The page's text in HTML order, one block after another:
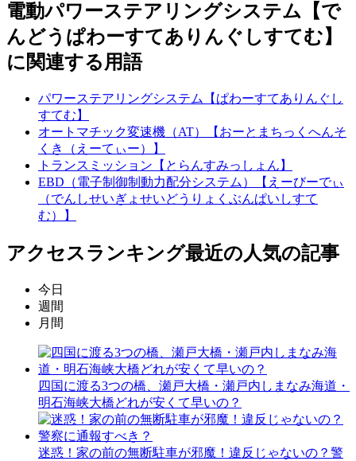
電動パワーステアリングシステム【で
んどうぱわーすてありんぐしすてむ】
に関連する用語
パワーステアリングシステム【ぱわーすてありんぐし
すてむ】
オートマチック変速機（AT）【おーとまちっくへんそ
くき（えーてぃー）】
トランスミッション【とらんすみっしょん】
EBD（電子制御制動力配分システム）【えーびーでぃ
（でんしせいぎょせいどうりょくぶんぱいしすて
む）】
アクセスランキング最近の人気の記事
今日
週間
月間
四国に渡る3つの橋、瀬戸大橋・瀬戸内しまなみ海道・
明石海峡大橋どれが安くて早いの？
迷惑！家の前の無断駐車が邪魔！違反じゃないの？警